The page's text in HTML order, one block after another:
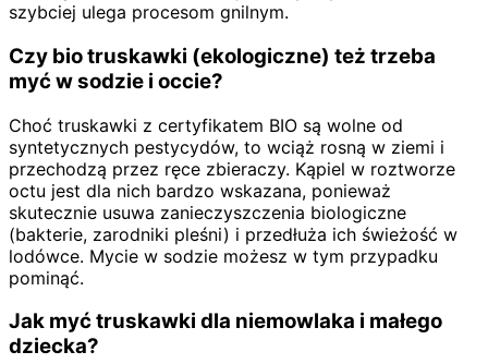
szybciej ulega procesom gnilnym.
Czy bio truskawki (ekologiczne) też trzeba
myć w sodzie i occie?
Choć truskawki z certyfikatem BIO są wolne od
syntetycznych pestycydów, to wciąż rosną w ziemi i
przechodzą przez ręce zbieraczy. Kąpiel w roztworze
octu jest dla nich bardzo wskazana, ponieważ
skutecznie usuwa zanieczyszczenia biologiczne
(bakterie, zarodniki pleśni) i przedłuża ich świeżość w
lodówce. Mycie w sodzie możesz w tym przypadku
pominąć.
Jak myć truskawki dla niemowlaka i małego
dziecka?